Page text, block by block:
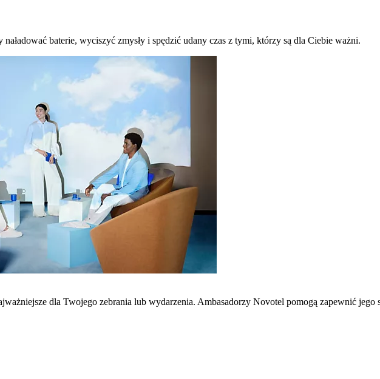
baterie, wyciszyć zmysły i spędzić udany czas z tymi, którzy są dla Ciebie ważni.
dla Twojego zebrania lub wydarzenia. Ambasadorzy Novotel pomogą zapewnić jego